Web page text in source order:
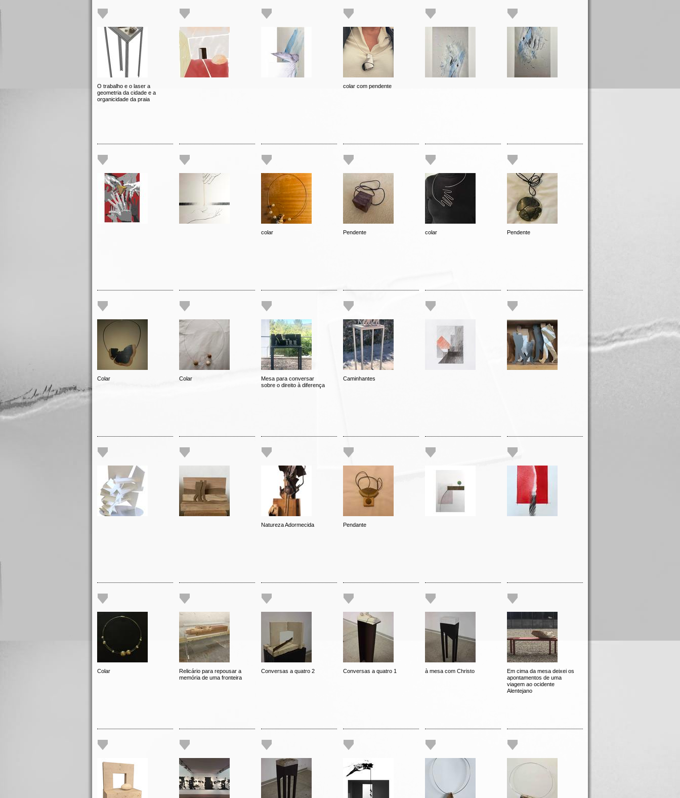
O trabalho e o laser a
geometria da cidade e a
organicidade da praia
colar com pendente
colar Pendente colar Pendente
Colar Colar
Mesa para conversar
sobre o direito à diferença
Caminhantes
Natureza Adormecida Pendante
Colar
Relicário para repousar a
memória de uma fronteira
Conversas a quatro 2 Conversas a quatro 1 à mesa com Christo
Em cima da mesa deixei os
apontamentos de uma
viagem ao ocidente
Alentejano